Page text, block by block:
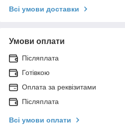
Всі умови доставки
Умови оплати
Післяплата
Готівкою
Оплата за реквізитами
Післяплата
Всі умови оплати